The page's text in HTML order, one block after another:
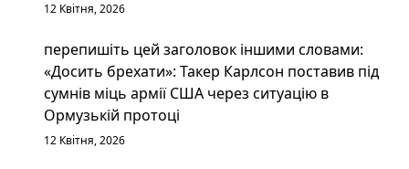
12 Квітня, 2026
перепишіть цей заголовок іншими словами:
«Досить брехати»: Такер Карлсон поставив під
сумнів міць армії США через ситуацію в
Ормузькій протоці
12 Квітня, 2026